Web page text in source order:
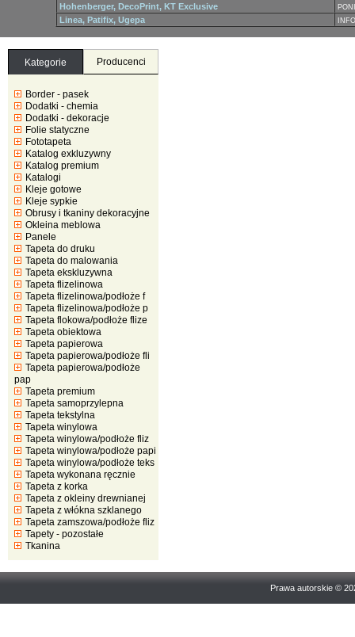
Hohenberger, DecoPrint, KT Exclusive
Linea, Patifix, Ugepa
Kategorie Producenci
Border - pasek
Dodatki - chemia
Dodatki - dekoracje
Folie statyczne
Fototapeta
Katalog exkluzywny
Katalog premium
Katalogi
Kleje gotowe
Kleje sypkie
Obrusy i tkaniny dekoracyjne
Okleina meblowa
Panele
Tapeta do druku
Tapeta do malowania
Tapeta ekskluzywna
Tapeta flizelinowa
Tapeta flizelinowa/podłoże f
Tapeta flizelinowa/podłoże p
Tapeta flokowa/podłoże flize
Tapeta obiektowa
Tapeta papierowa
Tapeta papierowa/podłoże fli
Tapeta papierowa/podłoże
pap
Tapeta premium
Tapeta samoprzylepna
Tapeta tekstylna
Tapeta winylowa
Tapeta winylowa/podłoże fliz
Tapeta winylowa/podłoże papi
Tapeta winylowa/podłoże teks
Tapeta wykonana ręcznie
Tapeta z korka
Tapeta z okleiny drewnianej
Tapeta z włókna szklanego
Tapeta zamszowa/podłoże fliz
Tapety - pozostałe
Tkanina
Prawa autorskie ©